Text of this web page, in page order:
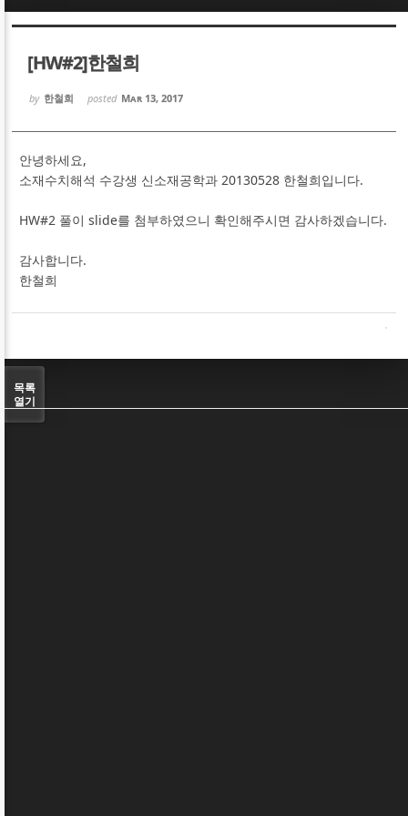
[HW#2]한철희
by 한철희 posted Mar 13, 2017
안녕하세요,
소재수치해석 수강생 신소재공학과 20130528 한철희입니다.
HW#2 풀이 slide를 첨부하였으니 확인해주시면 감사하겠습니다.
감사합니다.
한철희
목록
열기
Sketchbook5, 스케치북5
Sketchbook5, 스케치북5
Sketchbook5, 스케치북5
Sketchbook5, 스케치북5